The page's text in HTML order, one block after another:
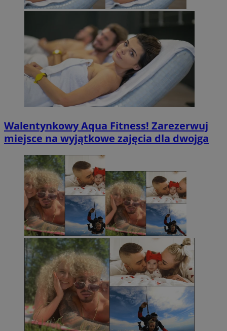
Walentynkowy Aqua Fitness! Zarezerwuj
miejsce na wyjątkowe zajęcia dla dwojga